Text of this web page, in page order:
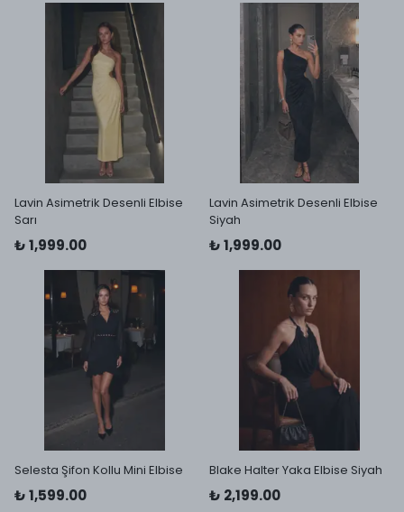
Lavin Asimetrik Desenli Elbise
Sarı
₺ 1,999.00
Lavin Asimetrik Desenli Elbise
Siyah
₺ 1,999.00
Selesta Şifon Kollu Mini Elbise
₺ 1,599.00
Blake Halter Yaka Elbise Siyah
₺ 2,199.00